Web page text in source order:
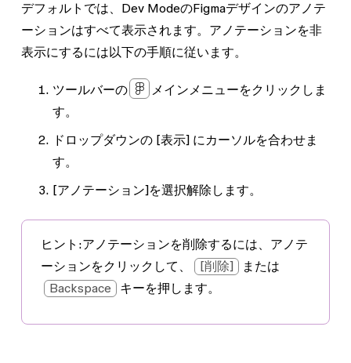
デフォルトでは、Dev ModeのFigmaデザインのアノテ
ーションはすべて表示されます。アノテーションを非
表示にするには以下の手順に従います。
ツールバーの
メインメニューをクリックしま
す。
ドロップダウンの [表示]にカーソルを合わせま
す。
[アノテーション]を選択解除します。
ヒント:アノテーションを削除するには、アノテ
ーションをクリックして、
[削除]
または
Backspace
キーを押します。